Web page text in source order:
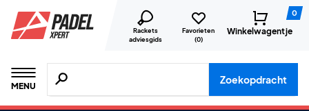
Rackets
adviesgids
Favorieten
(0)
0
Winkelwagentje
MENU
Zoeken naar producten, merken etc.
Zoekopdracht